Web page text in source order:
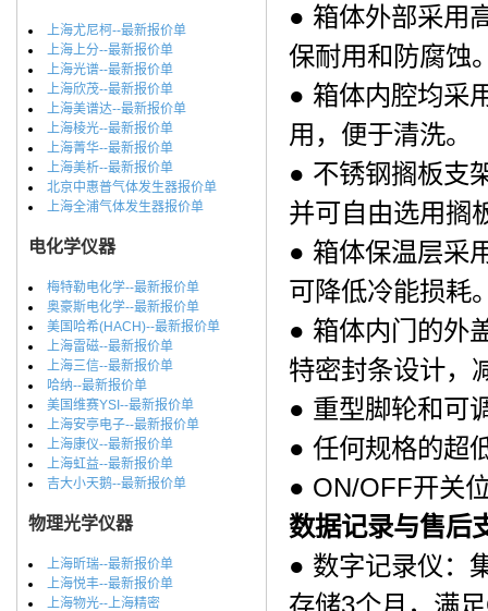
上海尤尼柯--最新报价单
上海上分--最新报价单
上海光谱--最新报价单
上海欣茂--最新报价单
上海美谱达--最新报价单
上海棱光--最新报价单
上海菁华--最新报价单
上海美析--最新报价单
北京中惠普气体发生器报价单
上海全浦气体发生器报价单
电化学仪器
梅特勒电化学--最新报价单
奥豪斯电化学--最新报价单
美国哈希(HACH)--最新报价单
上海雷磁--最新报价单
上海三信--最新报价单
哈纳--最新报价单
美国维赛YSI--最新报价单
上海安亭电子--最新报价单
上海康仪--最新报价单
上海虹益--最新报价单
吉大小天鹅--最新报价单
物理光学仪器
上海昕瑞--最新报价单
上海悦丰--最新报价单
上海物光--上海精密
● 箱体外部采用
保耐用和防腐蚀
● 箱体内腔均采
用，便于清洗。
● 不锈钢搁板支
并可自由选用搁
● 箱体保温层采
可降低冷能损耗
● 箱体内门的外
特密封条设计，
● 重型脚轮和可
● 任何规格的超
● ON/OFF开关
数据记录与售后
● 数字记录仪：
存储3个月，满